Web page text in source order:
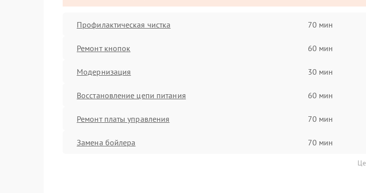
Профилактическая чистка 70 мин
Ремонт кнопок 60 мин
Модернизация 30 мин
Восстановление цепи питания 60 мин
Ремонт платы управления 70 мин
Замена бойлера 70 мин